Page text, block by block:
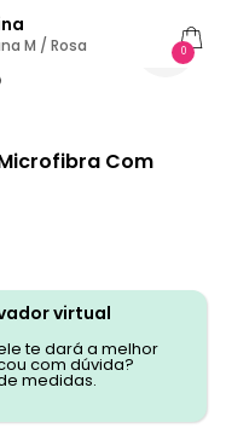
M / Rosa 0
Com
virtual
te dará a melhor
com dúvida?
medidas.